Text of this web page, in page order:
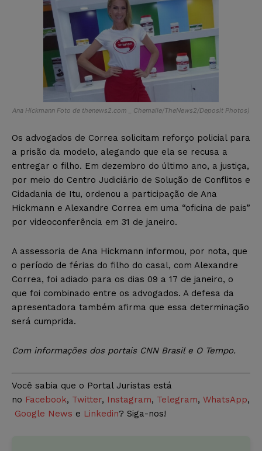
Ana Hickmann Foto de thenews2.com _ Chemalle/TheNews2/Deposit Photos)
Os advogados de Correa solicitam reforço policial para
a prisão da modelo, alegando que ela se recusa a
entregar o filho. Em dezembro do último ano, a justiça,
por meio do Centro Judiciário de Solução de Conflitos e
Cidadania de Itu, ordenou a participação de Ana
Hickmann e Alexandre Correa em uma “oficina de pais”
por videoconferência em 31 de janeiro.
A assessoria de Ana Hickmann informou, por nota, que
o período de férias do filho do casal, com Alexandre
Correa, foi adiado para os dias 09 a 17 de janeiro, o
que foi combinado entre os advogados. A defesa da
apresentadora também afirma que essa determinação
será cumprida.
Com informações dos portais CNN Brasil e O Tempo.
Você sabia que o Portal Juristas está
no Facebook, Twitter, Instagram, Telegram, WhatsApp,
Google News e Linkedin? Siga-nos!